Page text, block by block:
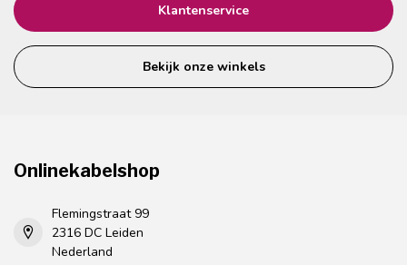
Klantenservice
Bekijk onze winkels
Onlinekabelshop
Flemingstraat 99
2316 DC Leiden
Nederland